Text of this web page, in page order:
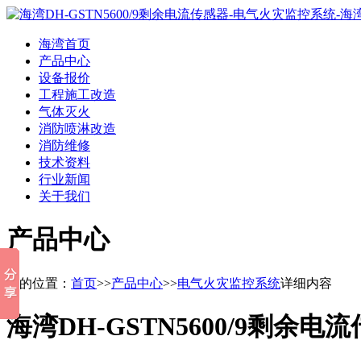
海湾首页
产品中心
设备报价
工程施工改造
气体灭火
消防喷淋改造
消防维修
技术资料
行业新闻
关于我们
产品中心
您的位置： 首页>>产品中心>>电气火灾监控系统详细内容
海湾DH-GSTN5600/9剩余电流